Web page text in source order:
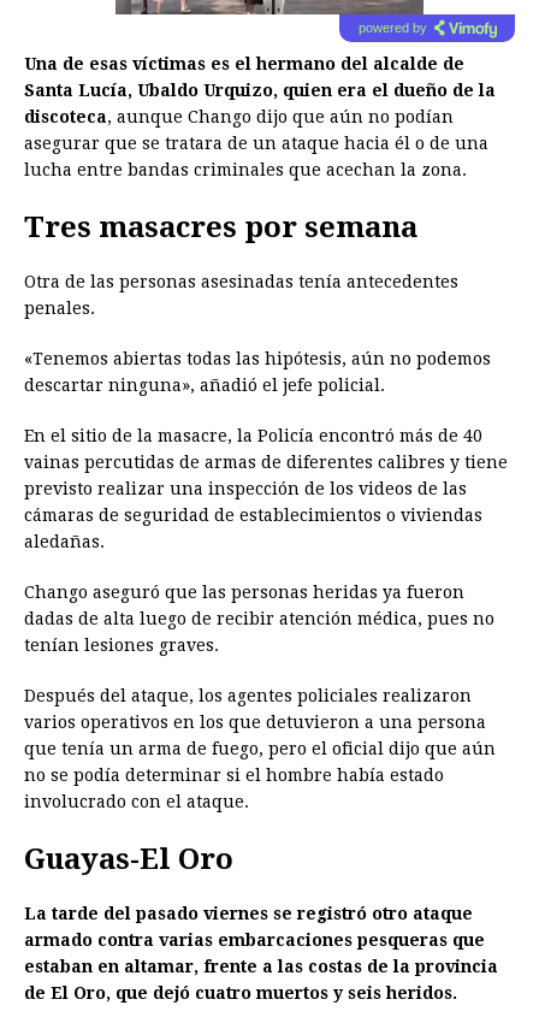
powered by
Una de esas víctimas es el hermano del alcalde de
Santa Lucía, Ubaldo Urquizo, quien era el dueño de la
discoteca, aunque Chango dijo que aún no podían
asegurar que se tratara de un ataque hacia él o de una
lucha entre bandas criminales que acechan la zona.
Tres masacres por semana
Otra de las personas asesinadas tenía antecedentes
penales.
«Tenemos abiertas todas las hipótesis, aún no podemos
descartar ninguna», añadió el jefe policial.
En el sitio de la masacre, la Policía encontró más de 40
vainas percutidas de armas de diferentes calibres y tiene
previsto realizar una inspección de los videos de las
cámaras de seguridad de establecimientos o viviendas
aledañas.
Chango aseguró que las personas heridas ya fueron
dadas de alta luego de recibir atención médica, pues no
tenían lesiones graves.
Después del ataque, los agentes policiales realizaron
varios operativos en los que detuvieron a una persona
que tenía un arma de fuego, pero el oficial dijo que aún
no se podía determinar si el hombre había estado
involucrado con el ataque.
Guayas-El Oro
La tarde del pasado viernes se registró otro ataque
armado contra varias embarcaciones pesqueras que
estaban en altamar, frente a las costas de la provincia
de El Oro, que dejó cuatro muertos y seis heridos.